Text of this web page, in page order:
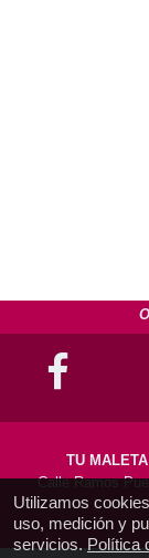
Utilizamos
uso, medición y
servicios.Política
TU
Calle Ramos